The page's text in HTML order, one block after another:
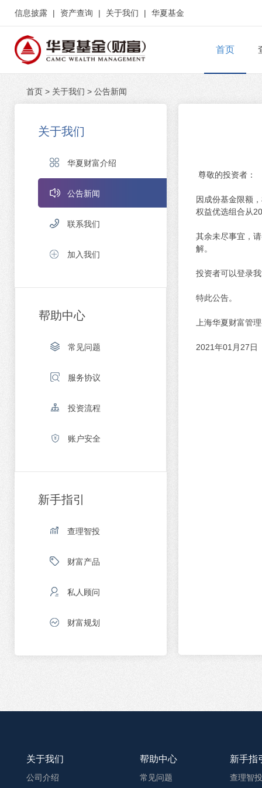
信息披露 | 资产查询 | 关于我们 | 华夏基金
首页
首页 > 关于我们 > 公告新闻
关于我们
华夏财富介绍
公告新闻
联系我们
加入我们
帮助中心
常见问题
服务协议
投资流程
账户安全
新手指引
查理智投
财富产品
私人顾问
财富规划
尊敬的投资者：
因成份基金限额
权益优选组合从
其余未尽事宜，
解。
投资者可以登录
特此公告。
上海华夏财富管
2021年01 月 27日
关于我们
公司介绍
帮助中心
常见问题
新手指
查理智投